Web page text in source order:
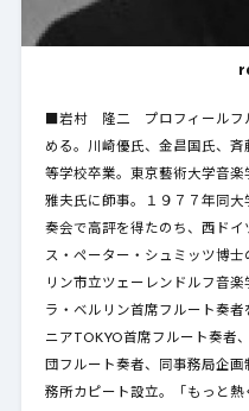
■岩村 隆二 プロフィールフ
める。川崎優氏、金昌国氏、
等学校卒業。東京藝術大学音
雅夫氏に師事。１９７７年同
奏会で高評を得たのち、西ド
ス・ペーター・シュミッツ博
リン市立ツェーレンドルフ音
ラ・ベルリン首席フルート奏
ニアTOKYO首席フルート奏者
団フルート奏者、同事務局企
務所カピート設立。「もっと